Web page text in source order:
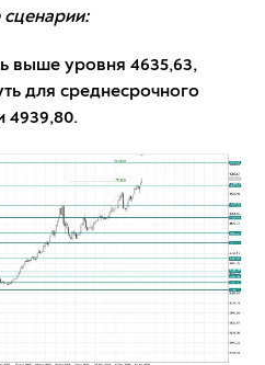
сценарии:
выше уровня 4635,63,
для среднесрочного
4939,80.